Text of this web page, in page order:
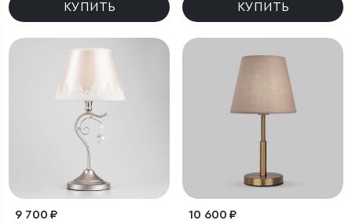
КУПИТЬ КУПИТЬ
9 700 ₽ 10 600 ₽